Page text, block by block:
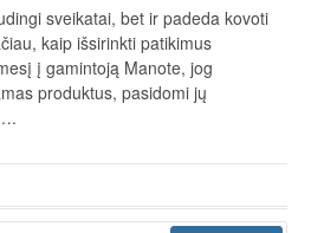
sveikatai, bet ir padeda kovoti
kaip išsirinkti patikimus
į gamintoją Manote, jog
produktus, pasidomi jų